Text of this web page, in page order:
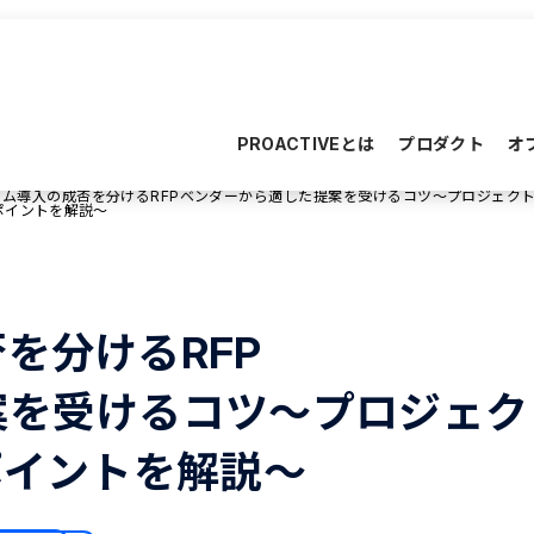
PROACTIVEとは プロダクト オ
導入の成否を分けるRFPベンダーから適した提案を受けるコツ～プロジェク
イントを解説～
分けるRFP
受けるコツ～プロジェ
ントを解説～